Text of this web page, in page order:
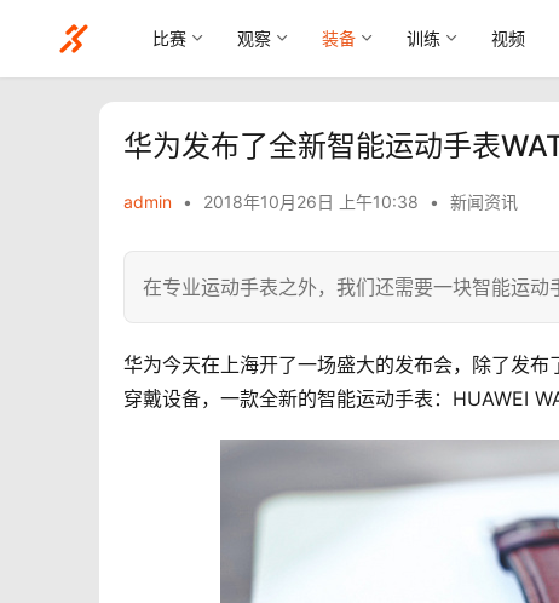
比赛 观察 装备 训练 视频
华为发布了全新智能运动手表
admin • 2018年10月26日 上午10:38 • 新闻资讯
在专业运动手表之外，我们还需要一块智能运动
华为今天在上海开了一场盛大的发布会，除了发
穿戴设备，一款全新的智能运动手表：HUAWEI